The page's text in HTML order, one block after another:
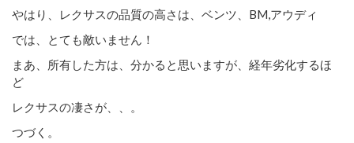
やはり、レクサスの品質の高さは、ベンツ、BM,アウディ
では、とても敵いません！
まあ、所有した方は、分かると思いますが、経年劣化するほ
ど
レクサスの凄さが、、。
つづく。